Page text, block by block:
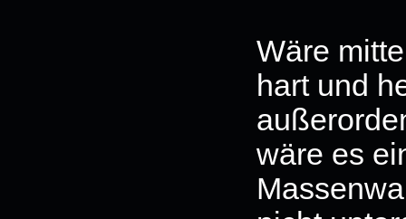
Wäre
hart und
wäre es